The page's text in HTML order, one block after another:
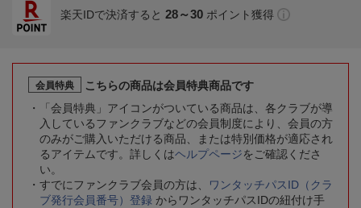
楽天IDで決済すると 28～30 ポイント獲得
会員特典
こちらの商品は会員特典商品です
「会員特典」アイコンがついている商品は、各クラブが導
入しているファンクラブなどの会員制度により、会員の方
のみがご購入いただける商品、または特別価格が適応され
るアイテムです。詳しくはヘルプページをご確認くださ
い。
すでにファンクラブ会員の方は、
ワンタッチパスID（クラ
ブ発行会員番号）登録 からワンタッチパスIDの紐付け手